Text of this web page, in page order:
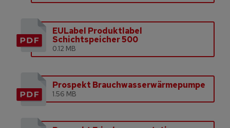
EULabel Produktlabel
Schichtspeicher 500
0.12 MB
Prospekt Brauchwasserwärmepumpe
1.56 MB